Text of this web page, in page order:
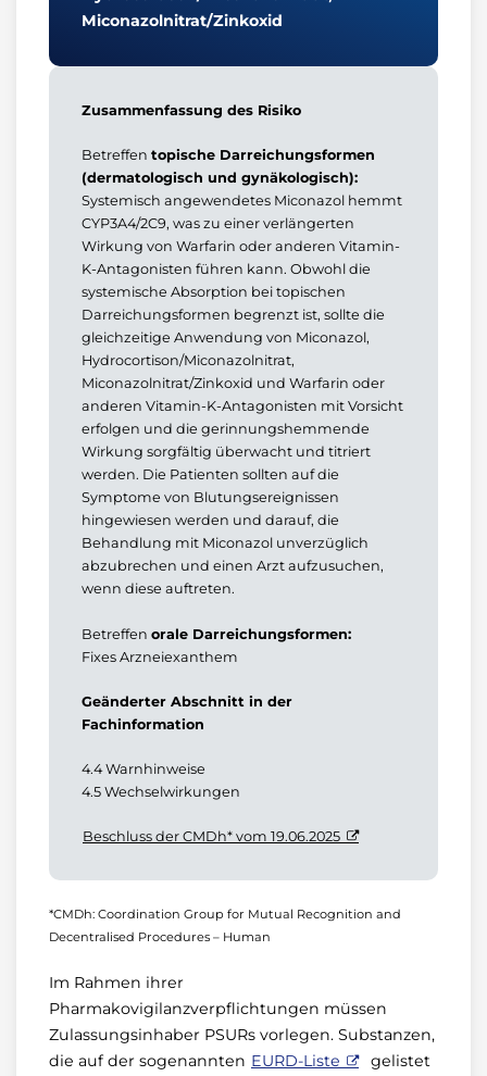
Miconazolnitrat/Zinkoxid
Zusammenfassung des Risiko
Betreffen topische Darreichungsformen
(dermatologisch und gynäkologisch):
Systemisch angewendetes Miconazol hemmt
CYP3A4/2C9, was zu einer verlängerten
Wirkung von Warfarin oder anderen Vitamin-
K-Antagonisten führen kann. Obwohl die
systemische Absorption bei topischen
Darreichungsformen begrenzt ist, sollte die
gleichzeitige Anwendung von Miconazol,
Hydrocortison/Miconazolnitrat,
Miconazolnitrat/Zinkoxid und Warfarin oder
anderen Vitamin-K-Antagonisten mit Vorsicht
erfolgen und die gerinnungshemmende
Wirkung sorgfältig überwacht und titriert
werden. Die Patienten sollten auf die
Symptome von Blutungsereignissen
hingewiesen werden und darauf, die
Behandlung mit Miconazol unverzüglich
abzubrechen und einen Arzt aufzusuchen,
wenn diese auftreten.
Betreffen orale Darreichungsformen:
Fixes Arzneiexanthem
Geänderter Abschnitt in der
Fachinformation
4.4 Warnhinweise
4.5 Wechselwirkungen
Beschluss der CMDh* vom 19.06.2025
*CMDh: Coordination Group for Mutual Recognition and
Decentralised Procedures – Human
Im Rahmen ihrer
Pharmakovigilanzverpflichtungen müssen
Zulassungsinhaber PSURs vorlegen. Substanzen,
die auf der sogenannten EURD-Liste
gelistet